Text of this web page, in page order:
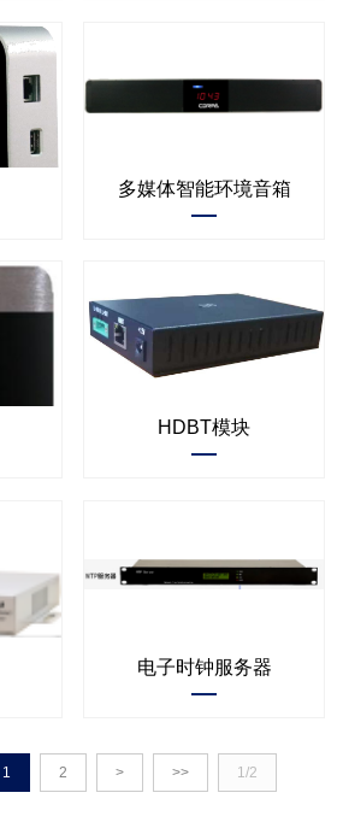
多媒体智能环境音箱
HDBT模块
电子时钟服务器
1 2 > >> 1/2